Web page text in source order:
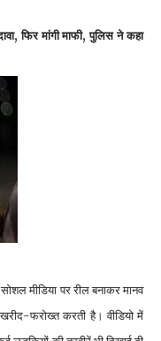
फिर मांगी माफी, पुलिस ने कहा
मीडिया पर रील बनाकर मानव
फरोख्त करती है। वीडियो में